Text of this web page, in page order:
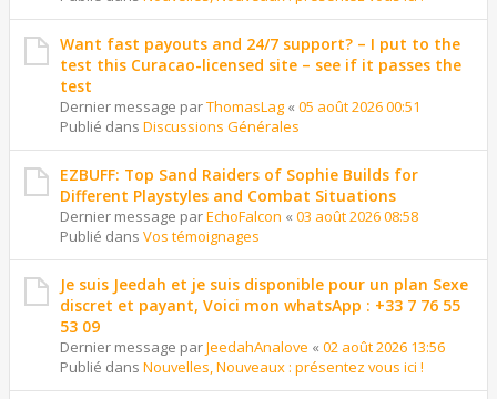
Want fast payouts and 24/7 support? – I put to the
test this Curacao-licensed site – see if it passes the
test
Dernier message parThomasLag « 05 août 2026 00:51
Publié dans Discussions Générales
EZBUFF: Top Sand Raiders of Sophie Builds for
Different Playstyles and Combat Situations
Dernier message parEchoFalcon « 03 août 2026 08:58
Publié dans Vos témoignages
Je suis Jeedah et je suis disponible pour un plan Sexe
discret et payant, Voici mon whatsApp : +33 7 76 55
53 09
Dernier message parJeedahAnalove « 02 août 2026 13:56
Publié dans Nouvelles, Nouveaux : présentez vous ici !